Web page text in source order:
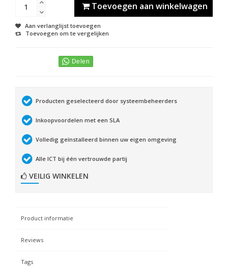
Toevoegen aan winkelwagen
Aan verlanglijst toevoegen
Toevoegen om te vergelijken
Producten geselecteerd door systeembeheerders
Inkoopvoordelen met een SLA
Volledig geïnstalleerd binnen uw eigen omgeving
Alle ICT bij één vertrouwde partij
VEILIG WINKELEN
Product informatie
Reviews
Tags